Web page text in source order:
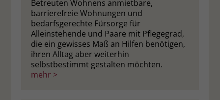
Betreuten Wohnens anmietbare,
barrierefreie Wohnungen und
bedarfsgerechte Fürsorge für
Alleinstehende und Paare mit Pflegegrad,
die ein gewisses Maß an Hilfen benötigen,
ihren Alltag aber weiterhin
selbstbestimmt gestalten möchten.
mehr >